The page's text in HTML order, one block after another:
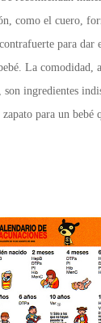
como el cuero,
para dar
La comodidad,
ingredientes
para un bebé